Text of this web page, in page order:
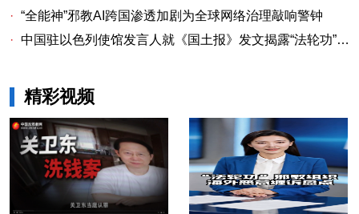
· “全能神”邪教AI跨国渗透加剧为全球网络治理敲响警钟
· 中国驻以色列使馆发言人就《国土报》发文揭露“法轮功”邪教本质答记者问
精彩视频